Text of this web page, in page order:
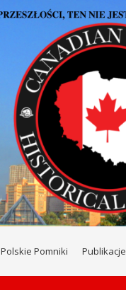
Polskie Pomniki Publikacje